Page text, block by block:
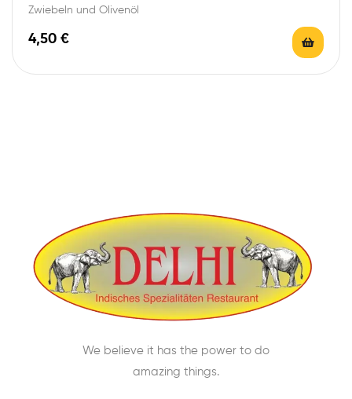
Zwiebeln und Olivenöl
4,50 €
We believe it has the power to do
amazing things.